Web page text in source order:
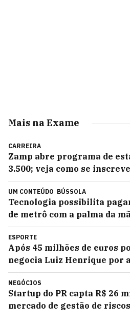
Mais na Exame
CARREIRA
Zamp abre programa de
3.500; veja como se
UM CONTEÚDO BÚSSOLA
Tecnologia possibilita
de metrô com a palma da
ESPORTE
Após 45 milhões de euros
negocia Luiz Henrique por
NEGÓCIOS
Startup do PR capta R$ 26
mercado de gestão de riscos